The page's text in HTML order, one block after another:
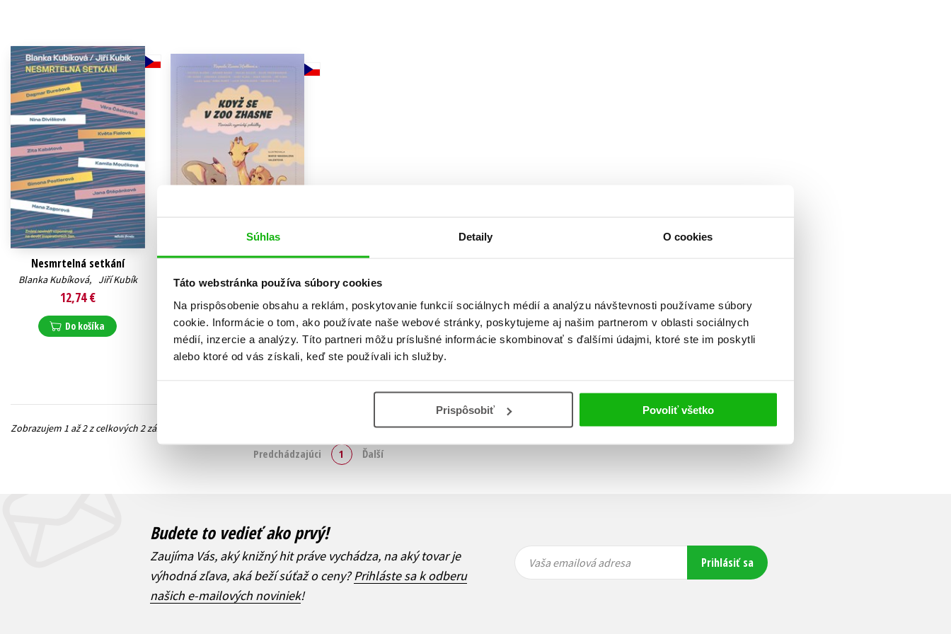
Súhlas Detaily O cookies
Táto webstránka používa súbory cookies
Na prispôsobenie obsahu a reklám, poskytovanie funkcií sociálnych médií a analýzu návštevnosti používame súbory
cookie. Informácie o tom, ako používate naše webové stránky, poskytujeme aj našim partnerom v oblasti sociálnych
médií, inzercie a analýzy. Títo partneri môžu príslušné informácie skombinovať s ďalšími údajmi, ktoré ste im poskytli
alebo ktoré od vás získali, keď ste používali ich služby.
Prispôsobiť Povoliť všetko
Beletria pre deti
Beletria pre dospelých
Jazyky
Kalendáre, diáre
Kariéra a osobný rozvoj
Nesmrtelná setkání
Blanka Kubíková, Jiří Kubík
12,74 €
Do košíka
Když se v zoo zhasne
Zuzana Hodková,
Vojtěch Blažek,
Václav Dolejší,
Silvie Friedmannová,
Jiří Hošek, Janek Kroupa,
Jiří Kubík, Lucie Stuchlíková
Luděk Mádl , Josef Klíma,
Jaromír Bosák ,
10,19 €
Do košíka
Zobraz záznamov
Zobrazujem 1 až 2 z celkových 2 záznamov
Predchádzajúci 1 Ďalší
Budete to vedieť ako prvý!
Zaujíma Vás, aký knižný hit práve vychádza, na aký tovar je
výhodná zľava, aká beží súťaž o ceny?Prihláste sa k odberu
našich e-mailových noviniek!
Vaša
emailová
Vaša
emailová
Vaša emailová adresa Prihlásiť sa